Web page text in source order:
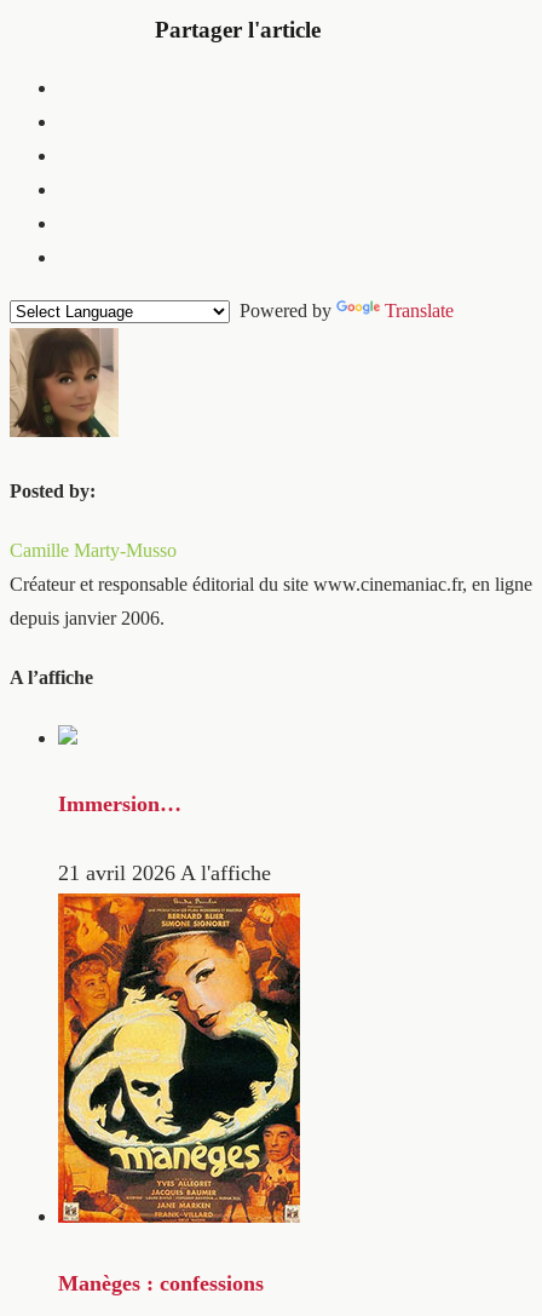
Partager l'article
Powered by Translate
Posted by:
Camille Marty-Musso
Créateur et responsable éditorial du site www.cinemaniac.fr, en ligne
depuis janvier 2006.
A l’affiche
Immersion…
21 avril 2026 A l'affiche
Manèges : confessions